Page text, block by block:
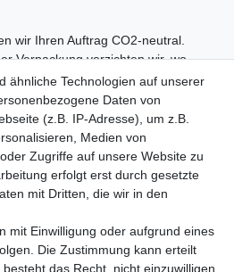
wir Ihren Auftrag CO2-neutral.
Verpackung verzichten wir, wo
Einsatz von Kunststoffen und
ähnliche Technologien auf unserer
Daten von
(z.B. IP-Adresse), um z.B.
Medien von
Zugriffe auf unsere Website zu
erfolgt erst durch gesetzte
mit Dritten, die wir in den
mit Einwilligung oder aufgrund eines
Die Zustimmung kann erteilt
das Recht, nicht einzuwilligen